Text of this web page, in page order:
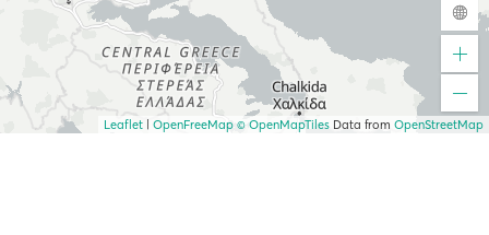
Leaflet OpenFreeMap © OpenMapTiles Data from OpenStreetMap